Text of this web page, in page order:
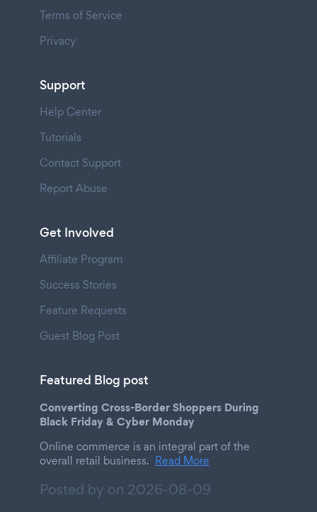
Terms of Service
Privacy
Support
Help Center
Tutorials
Contact Support
Report Abuse
Get Involved
Affiliate Program
Success Stories
Feature Requests
Guest Blog Post
Featured Blog post
Converting Cross-Border Shoppers During
Black Friday & Cyber Monday
Online commerce is an integral part of the
overall retail business. Read More
Posted by on 2026-08-09